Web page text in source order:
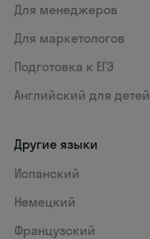
Для менеджеров
Для маркетологов
Подготовка к ЕГЭ
Английский для детей
Другие языки
Испанский
Немецкий
Французский